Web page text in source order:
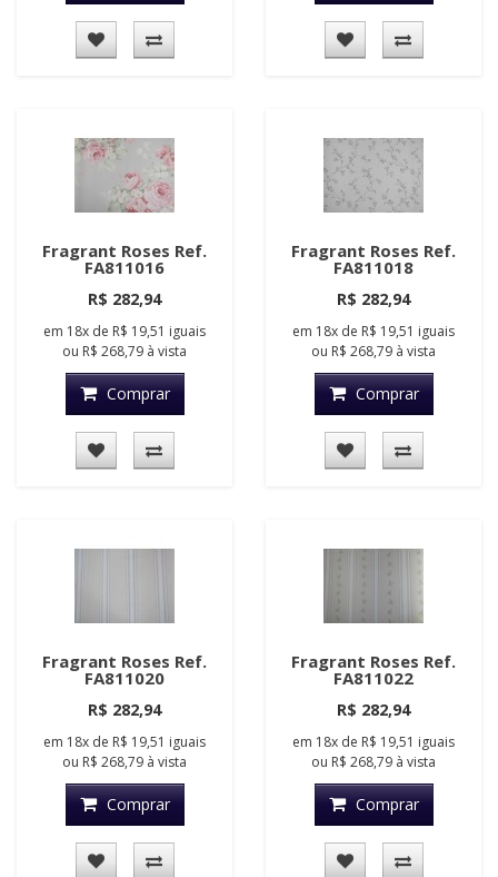
Fragrant Roses Ref.
FA811016
R$ 282,94
em 18x de R$ 19,51 iguais
ou R$ 268,79 à vista
Comprar
Fragrant Roses Ref.
FA811018
R$ 282,94
em 18x de R$ 19,51 iguais
ou R$ 268,79 à vista
Comprar
Fragrant Roses Ref.
FA811020
R$ 282,94
em 18x de R$ 19,51 iguais
ou R$ 268,79 à vista
Comprar
Fragrant Roses Ref.
FA811022
R$ 282,94
em 18x de R$ 19,51 iguais
ou R$ 268,79 à vista
Comprar